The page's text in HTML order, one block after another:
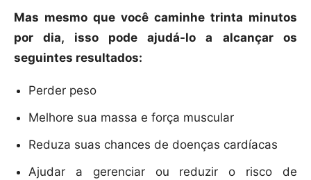
Mas mesmo que você caminhe trinta minutos
por dia, isso pode ajudá-lo a alcançar os
seguintes resultados:
Perder peso
Melhore sua massa e força muscular
Reduza suas chances de doenças cardíacas
Ajudar a gerenciar ou reduzir o risco de